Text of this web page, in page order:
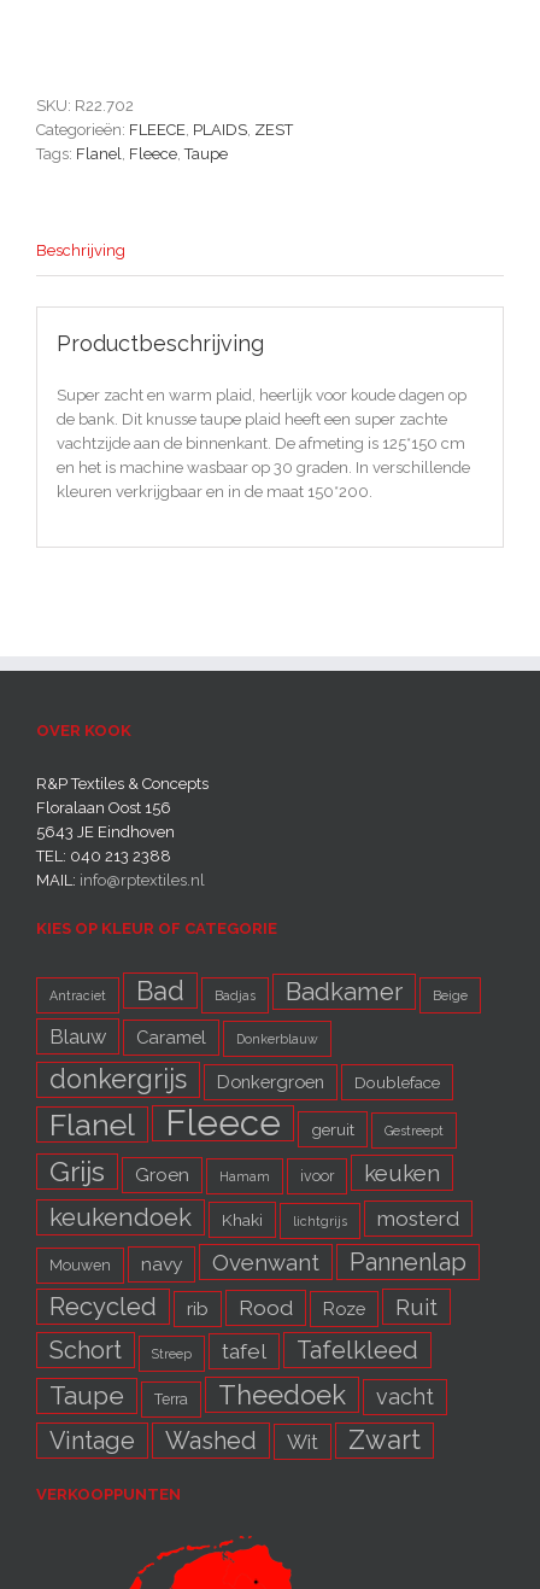
SKU: R22.702
Categorieën: FLEECE, PLAIDS, ZEST
Tags: Flanel, Fleece,Taupe
Beschrijving
Productbeschrijving
Super zacht en warm plaid, heerlijk voor koude dagen op
de bank. Dit knusse taupe plaid heeft een super zachte
vachtzijde aan de binnenkant. De afmeting is 125*150 cm
en het is machine wasbaar op 30 graden. In verschillende
kleuren verkrijgbaar en in de maat 150*200.
OVER KOOK
R&P Textiles & Concepts
Floralaan Oost 156
5643 JE Eindhoven‎
TEL: 040 213 2388
MAIL: info@rptextiles.nl
KIES OP KLEUR OF CATEGORIE
Antraciet Bad Badjas Badkamer Beige
Blauw Caramel Donkerblauw
donkergrijs Donkergroen Doubleface
Flanel Fleece geruit Gestreept
Grijs Groen Hamam ivoor keuken
keukendoek Khaki lichtgrijs mosterd
Mouwen navy Ovenwant
Pannenlap
Recycled
rib Rood Roze Ruit
Schort Streep tafel
Tafelkleed
Taupe
Terra Theedoek vacht
Vintage Washed Wit Zwart
VERKOOPPUNTEN